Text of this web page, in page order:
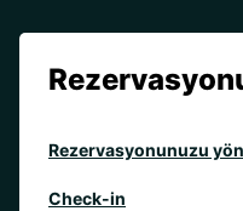
Rezervasyonunuzu
Check-in